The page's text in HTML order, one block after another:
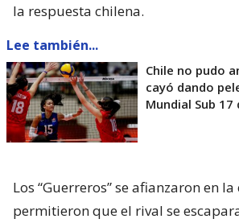
la respuesta chilena.
Lee también...
Chile no pudo
cayó dando
Mundial Sub 17
Los “Guerreros” se afianzaron en
permitieron que el rival se